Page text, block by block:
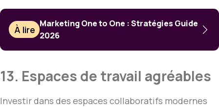
À lire
Marketing One to One : Stratégies Guide
2026
13. Espaces de travail agréables
Investir dans des espaces collaboratifs modernes